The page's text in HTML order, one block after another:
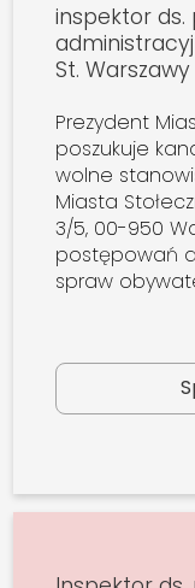
inspektor
St. Warszawy
Prezydent
poszukuje
wolne
Miasta
3/5, 00-950
postępowań
spraw